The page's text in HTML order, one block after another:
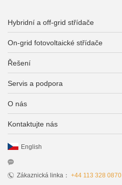
Hybridní a off-grid střídače
On-grid fotovoltaické střídače
Řešení
Servis a podpora
O nás
Kontaktujte nás
English
Zákaznická linka： +44 113 328 0870